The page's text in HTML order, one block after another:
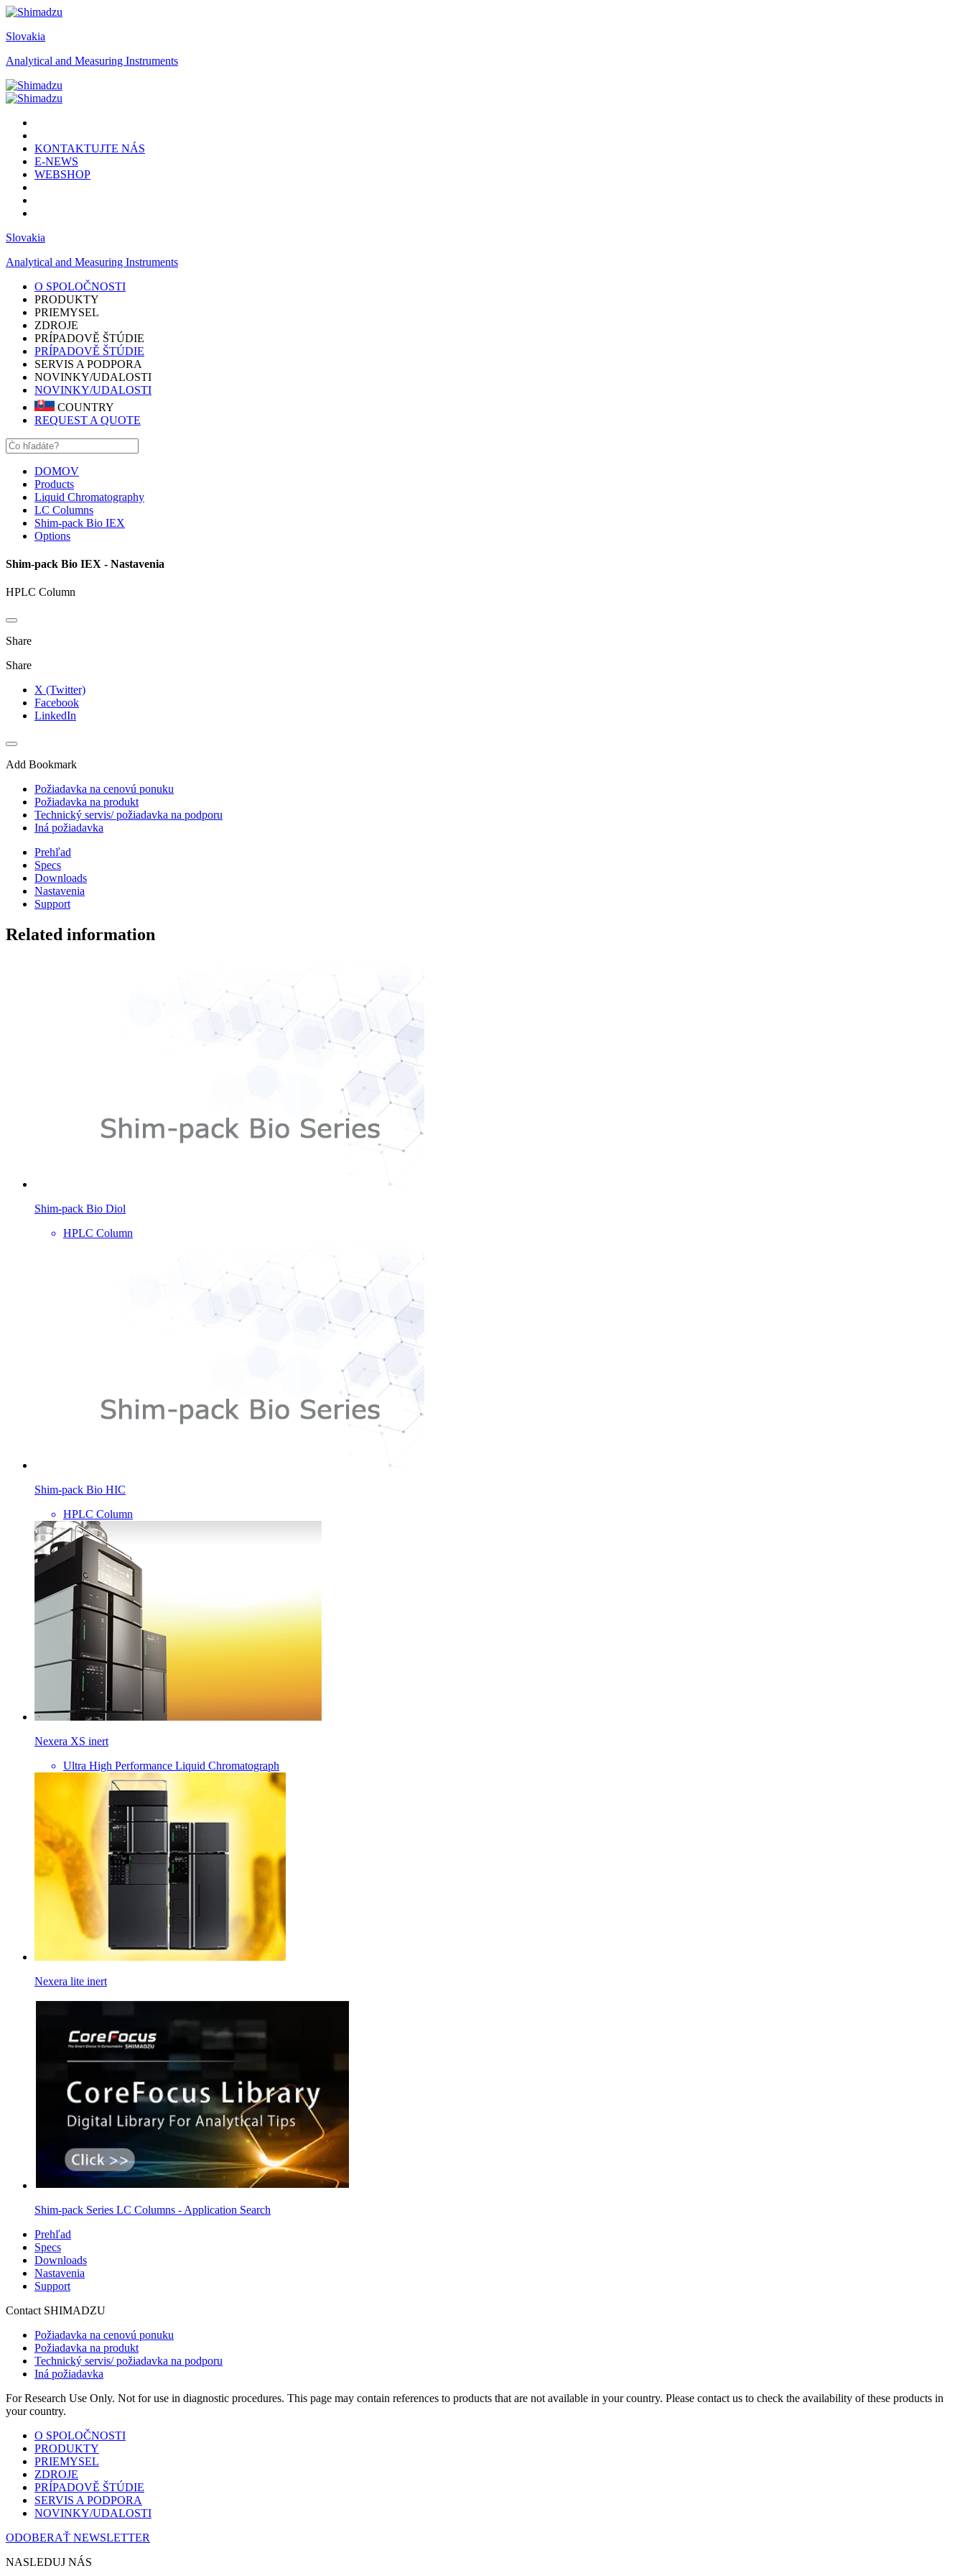
Slovakia
Analytical and Measuring Instruments
KONTAKTUJTE NÁS
E-NEWS
WEBSHOP
Slovakia
Analytical and Measuring Instruments
O SPOLOČNOSTI
PRODUKTY
PRIEMYSEL
ZDROJE
PRÍPADOVĚ ŠTÚDIE
PRÍPADOVĚ ŠTÚDIE
SERVIS A PODPORA
NOVINKY/UDALOSTI
NOVINKY/UDALOSTI
COUNTRY
REQUEST A QUOTE
DOMOV
Products
Liquid Chromatography
LC Columns
Shim-pack Bio IEX
Options
Shim-pack Bio IEX - Nastavenia
HPLC Column
Share
Share
X (Twitter)
Facebook
LinkedIn
Add Bookmark
Požiadavka na cenovú ponuku
Požiadavka na produkt
Technický servis/ požiadavka na podporu
Iná požiadavka
Prehľad
Specs
Downloads
Nastavenia
Support
Related information
Shim-pack Bio Diol
HPLC Column
Shim-pack Bio HIC
HPLC Column
Nexera XS inert
Ultra High Performance Liquid Chromatograph
Nexera lite inert
Shim-pack Series LC Columns - Application Search
Prehľad
Specs
Downloads
Nastavenia
Support
Contact SHIMADZU
Požiadavka na cenovú ponuku
Požiadavka na produkt
Technický servis/ požiadavka na podporu
Iná požiadavka
For Research Use Only. Not for use in diagnostic procedures. This page may contain references to products that are not available in your country. Please contact us to check the availability of these products in
your country.
O SPOLOČNOSTI
PRODUKTY
PRIEMYSEL
ZDROJE
PRÍPADOVĚ ŠTÚDIE
SERVIS A PODPORA
NOVINKY/UDALOSTI
ODOBERAŤ NEWSLETTER
NASLEDUJ NÁS